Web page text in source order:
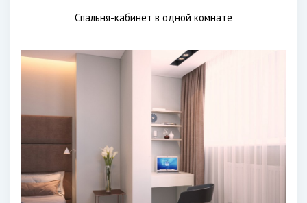
Спальня-кабинет в одной комнате